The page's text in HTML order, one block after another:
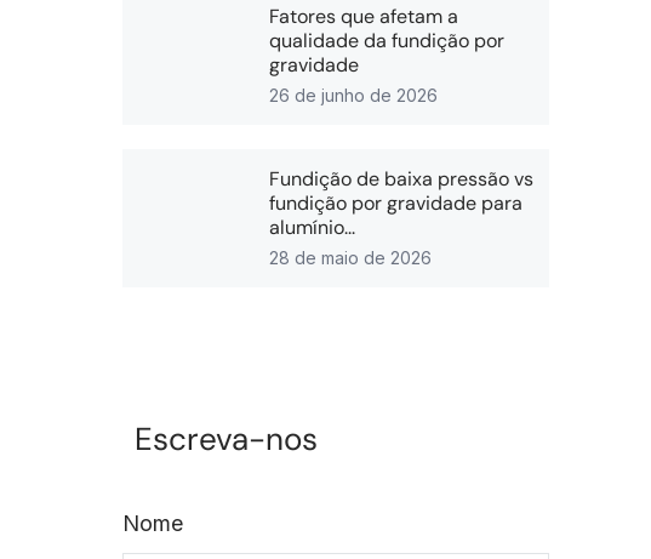
Fatores que afetam a
qualidade da fundição por
gravidade
26 de junho de 2026
Fundição de baixa pressão vs
fundição por gravidade para
alumínio...
28 de maio de 2026
Escreva-nos
Nome